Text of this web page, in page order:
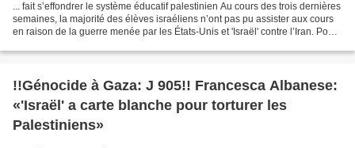
... fait s’effondrer le système éducatif palestinien Au cours des trois dernières
semaines, la majorité des élèves israéliens n’ont pas pu assister aux cours
en raison de la guerre menée par les États-Unis et 'Israël' contre l’Iran. Pour
!!Génocide à Gaza: J 905!! Francesca Albanese:
«'Israël' a carte blanche pour torturer les
Palestiniens»